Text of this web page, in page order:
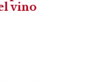
vino